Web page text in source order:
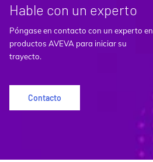
Hable con un experto
Póngase en contacto con un experto en
productos AVEVA para iniciar su
trayecto.
Contacto